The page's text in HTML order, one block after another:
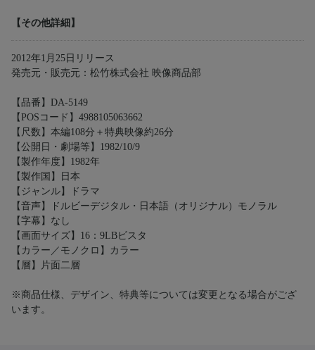
【その他詳細】
2012年1月25日リリース
発売元・販売元：松竹株式会社 映像商品部
【品番】DA-5149
【POSコード】4988105063662
【尺数】本編108分＋特典映像約26分
【公開日・劇場等】1982/10/9
【製作年度】1982年
【製作国】日本
【ジャンル】ドラマ
【音声】ドルビーデジタル・日本語（オリジナル）モノラル
【字幕】なし
【画面サイズ】16：9LBビスタ
【カラー／モノクロ】カラー
【層】片面二層
※商品仕様、デザイン、特典等については変更となる場合がござ
います。